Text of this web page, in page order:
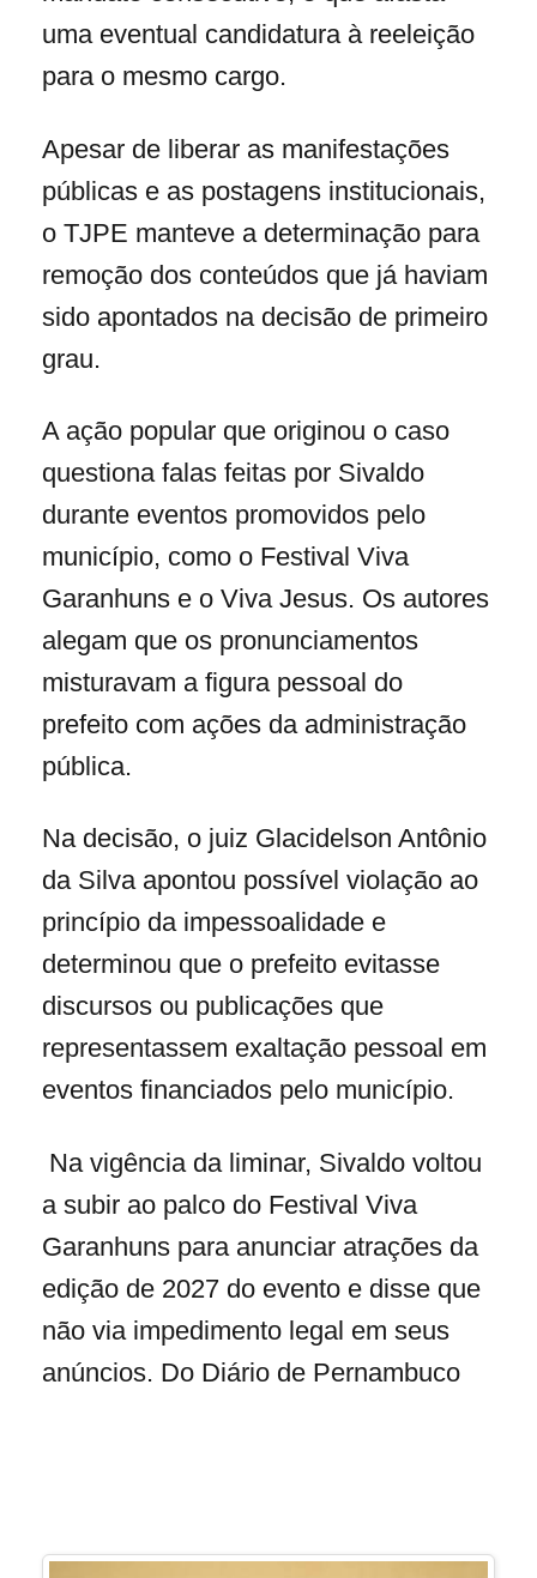
uma eventual candidatura à reeleição
para o mesmo cargo.
Apesar de liberar as manifestações
públicas e as postagens institucionais,
o TJPE manteve a determinação para
remoção dos conteúdos que já haviam
sido apontados na decisão de primeiro
grau.
A ação popular que originou o caso
questiona falas feitas por Sivaldo
durante eventos promovidos pelo
município, como o Festival Viva
Garanhuns e o Viva Jesus. Os autores
alegam que os pronunciamentos
misturavam a figura pessoal do
prefeito com ações da administração
pública.
Na decisão, o juiz Glacidelson Antônio
da Silva apontou possível violação ao
princípio da impessoalidade e
determinou que o prefeito evitasse
discursos ou publicações que
representassem exaltação pessoal em
eventos financiados pelo município.
Na vigência da liminar, Sivaldo voltou
a subir ao palco do Festival Viva
Garanhuns para anunciar atrações da
edição de 2027 do evento e disse que
não via impedimento legal em seus
anúncios. Do Diário de Pernambuco